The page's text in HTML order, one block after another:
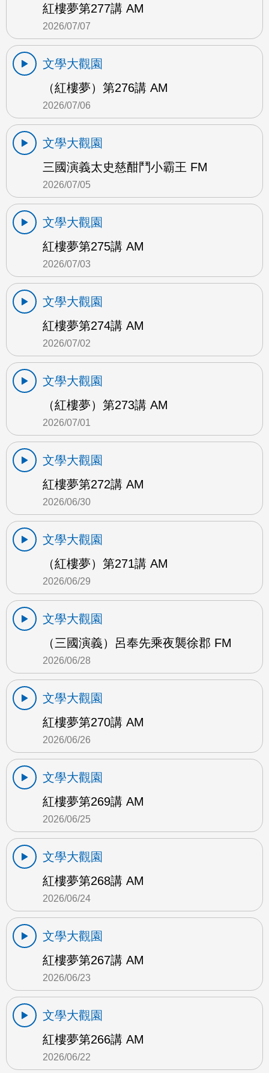
紅樓夢第277講 AM
2026/07/07
文學大觀園
（紅樓夢）第276講 AM
2026/07/06
文學大觀園
三國演義太史慈酣鬥小霸王 FM
2026/07/05
文學大觀園
紅樓夢第275講 AM
2026/07/03
文學大觀園
紅樓夢第274講 AM
2026/07/02
文學大觀園
（紅樓夢）第273講 AM
2026/07/01
文學大觀園
紅樓夢第272講 AM
2026/06/30
文學大觀園
（紅樓夢）第271講 AM
2026/06/29
文學大觀園
（三國演義）呂奉先乘夜襲徐郡 FM
2026/06/28
文學大觀園
紅樓夢第270講 AM
2026/06/26
文學大觀園
紅樓夢第269講 AM
2026/06/25
文學大觀園
紅樓夢第268講 AM
2026/06/24
文學大觀園
紅樓夢第267講 AM
2026/06/23
文學大觀園
紅樓夢第266講 AM
2026/06/22